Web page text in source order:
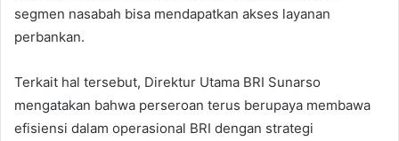
segmen nasabah bisa mendapatkan akses layanan
perbankan.
Terkait hal tersebut, Direktur Utama BRI Sunarso
mengatakan bahwa perseroan terus berupaya membawa
efisiensi dalam operasional BRI dengan strategi